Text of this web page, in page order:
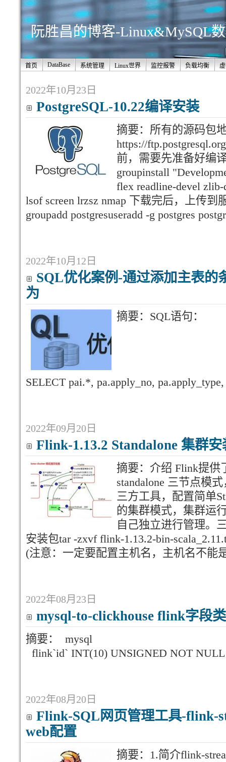
阮胜昌的博客-Linux&MySQL
首页 DataBase 系统管理 Linux世界 监控报警 负载均衡
2022年10月23日
PostgreSQL-10.22编译安装
摘要：所有的源码包
https://
前，需要先准备好编
groupinstall
flex readline-devel zlib-
lsof screen lrzsz nmap 下载完后，上传
groupadd postgresuseradd -g postgres
2022年10月12日
SQL优化案例-通过添加主表的
为
摘要：SQL语句：
SELECT pai.*, pa.apply_no,
2022年09月20日
Flink-1.13.2 Standalone 集群
摘要：介绍 Flink提供
standalone 三节点模
三方工具，配置简单
的集群模式，集群运
自己独立进行管理。
安装包tar -zxvf flink-1.13.2-bin-
(注意：一定要配置主机名，主机名不能
2022年08月23日
mysql-to-clickhouse flink字段
摘要： mysql
flink`id` INT(10) UNSIGNED NOT
2022年08月20日
Flink-SQL网页管理工具-flink-
web配置
摘要：1.简介flink-